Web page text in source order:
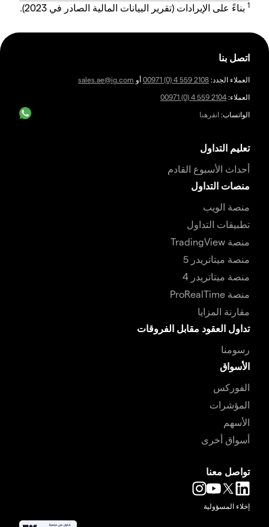
1 بناءً على الإيرادات (تقرير البيانات المالية الصادر في 2023).
اتصل بنا
العملاء الجدد: 00971 (0) 4 559 2108 أو sales.ae@ig.com
العملاء: 00971 (0) 4 559 2104
الواتساب: انقرهنا
تعليم التداول
أحداث الأسبوع القادم
منصات التداول
منصة الويب
تطبيقات التداول
منصة TradingView
منصة ميتاتريدر 5
منصة ميتاتريدر 4
منصة ProRealTime
مقارنة المزايا
تداول العقود مقابل الفروقات
رسومنا
الأسواق
الفوركس
المؤشرات
الأسهم
أسواق أخرى
تواصل معنا
إخلاء المسؤولية